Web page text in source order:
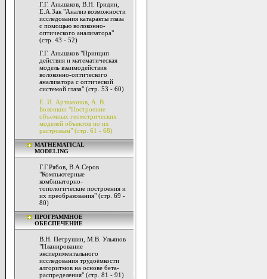
Г.Г. Аньшаков, В.Н. Гридин,
Е.А.Зак "Анализ возможности
исследования катаракты глаза
с помощью волоконно-
оптического анализатора"
(стр. 43 - 52)
Г.Г. Аньшаков "Принцип
действия и математическая
модель взаимодействия
волоконно-оптического
анализатора с оптической
системой глаза" (стр. 53 - 60)
Е. И. Артамонов, А. В.
Болонкин "Построение
объемных геометрических
моделей объектов по их
растровым" (стр. 61 - 68)
MATHEMATICAL
MODELING
Г.Г.Рябов, В.А.Серов
"Компьютерные
комбинаторно-
топологические построения и
их преобразования" (стр. 69 -
80)
ПРОГРАММНОЕ
ОБЕСПЕЧЕНИЕ
В.Н. Петрушин, М.В. Ульянов
"Планирование
экспериментального
исследования трудоёмкости
алгоритмов на основе бета-
распределения" (стр. 81 - 91)